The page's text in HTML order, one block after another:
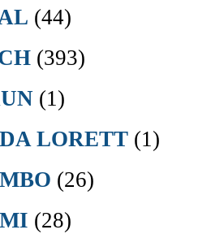
(44)
(393)
(1)
LORETT (1)
(26)
(28)